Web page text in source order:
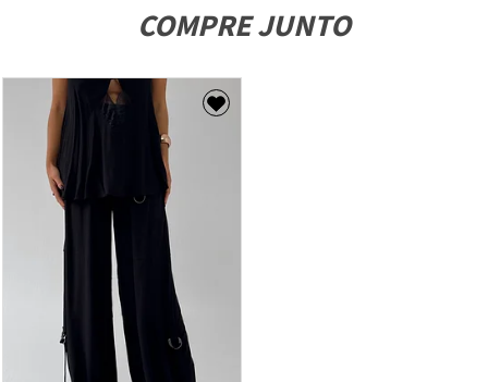
COMPRE JUNTO